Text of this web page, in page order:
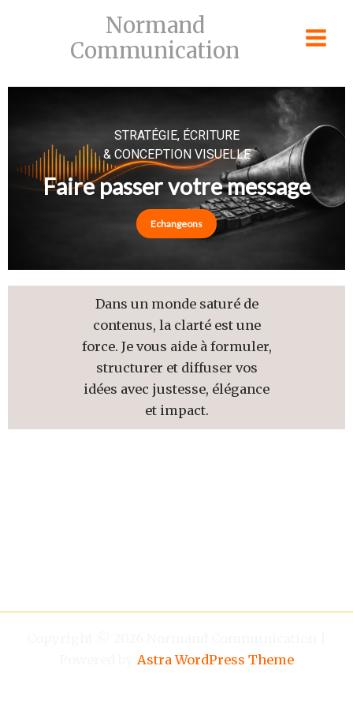
Normand
Communication
STRATÉGIE, ÉCRITURE
& CONCEPTION VISUELLE
Faire passer votre message
Echangeons
Dans un monde saturé de
contenus, la clarté est une
force. Je vous aide à formuler,
structurer et diffuser vos
idées avec justesse, élégance
et impact.
Astra WordPress Theme